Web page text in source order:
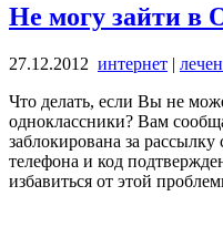
Не могу зайти в
27.12.2012 интернет |
Что делать, если Вы не
одноклассники? Вам
заблокирована за
телефона и код
избавиться от этой